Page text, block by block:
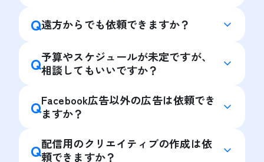
Q遠方からでも依頼できますか？
Q予算やスケジュールが未定ですが、
相談してもいいですか？
QFacebook広告以外の広告は依頼でき
ますか？
Q配信用のクリエイティブの作成は依
頼できますか？